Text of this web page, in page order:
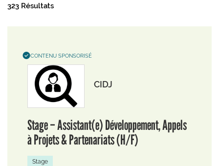
323 Résultats
CONTENU SPONSORISÉ
CIDJ
Stage – Assistant(e) Développement, Appels
à Projets & Partenariats (H/F)
Stage